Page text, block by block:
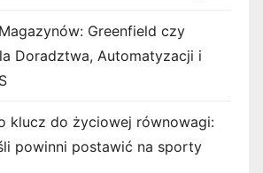
Greenfield czy
Doradztwa, Automatyzacji i
klucz do życiowej równowagi:
powinni postawić na sporty